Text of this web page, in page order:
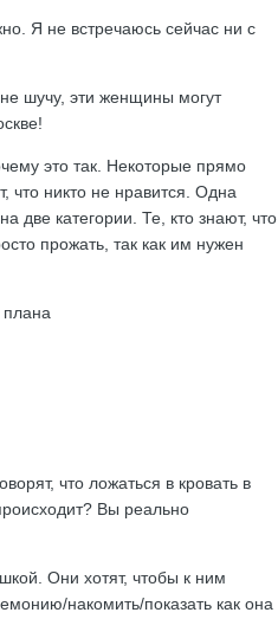
Я не встречаюсь сейчас ни с
шучу, эти женщины могут
это так. Некоторые прямо
что никто не нравится. Одна
две категории. Те, кто знают, что
прожать, так как им нужен
что ложаться в кровать в
Вы реально
Они хотят, чтобы к ним
накомить/показать как она